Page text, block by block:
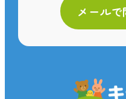
メールで